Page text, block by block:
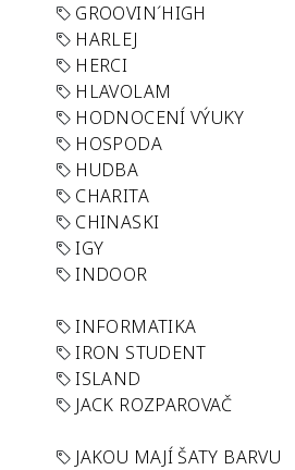
GROOVIN´HIGH
HARLEJ
HERCI
HLAVOLAM
HODNOCENÍ VÝUKY
HOSPODA
HUDBA
CHARITA
CHINASKI
IGY
INDOOR
INFORMATIKA
IRON STUDENT
ISLAND
JACK ROZPAROVAČ
JAKOU MAJÍ ŠATY BARVU